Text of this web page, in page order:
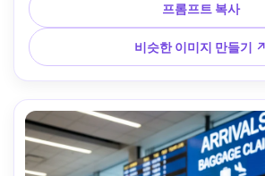
적인 피부 질감, 미묘한 필름 그레인 질
프롬프트 복사
비슷한 이미지 만들기 ↗